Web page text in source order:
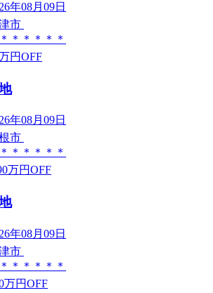
年08月09日
市
＊＊＊＊＊
円OFF
年08月09日
市
＊＊＊＊＊
万円OFF
年08月09日
市
＊＊＊＊＊
万円OFF